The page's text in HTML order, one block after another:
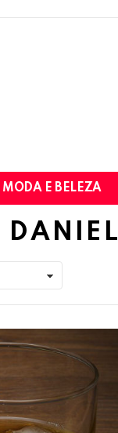
MODA E BELEZA
DANIEL